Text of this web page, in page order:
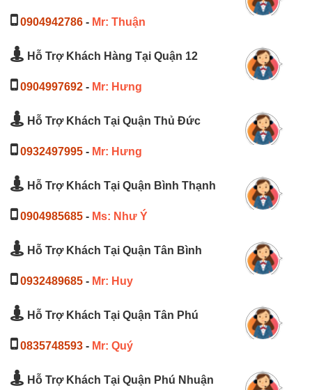
0904942786 - Mr: Thuận
Hỗ Trợ Khách Hàng Tại Quận 12
0904997692 - Mr: Hưng
Hỗ Trợ Khách Tại Quận Thủ Đức
0932497995 - Mr: Hưng
Hỗ Trợ Khách Tại Quận Bình Thạnh
0904985685 - Ms: Như Ý
Hỗ Trợ Khách Tại Quận Tân Bình
0932489685 - Mr: Huy
Hỗ Trợ Khách Tại Quận Tân Phú
0835748593 - Mr: Quý
Hỗ Trợ Khách Tại Quận Phú Nhuận